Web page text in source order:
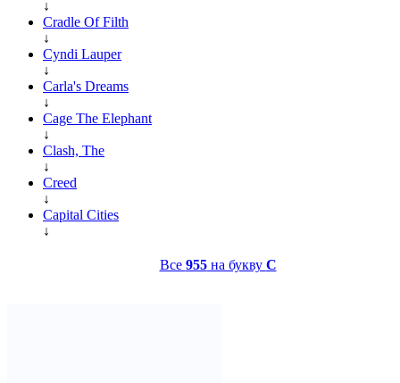
↓
Cradle Of Filth
↓
Cyndi Lauper
↓
Carla's Dreams
↓
Cage The Elephant
↓
Clash, The
↓
Creed
↓
Capital Cities
↓
Все 955на букву C